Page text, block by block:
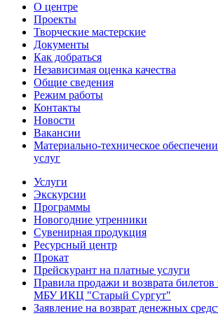
О центре
Проекты
Творческие мастерские
Документы
Как добраться
Независимая оценка качества
Общие сведения
Режим работы
Контакты
Новости
Вакансии
Материально-техническое
услуг
Услуги
Экскурсии
Программы
Новогодние утренники
Сувенирная продукция
Ресурсный центр
Прокат
Прейскурант на платные услуги
Правила продажи и возврата
МБУ ИКЦ "Старый Сургут"
Заявление на возврат денежных